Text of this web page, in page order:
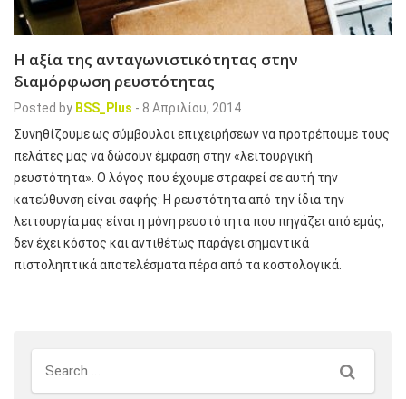
Η αξία της ανταγωνιστικότητας στην
διαμόρφωση ρευστότητας
Posted by BSS_Plus - 8 Απριλίου, 2014
Συνηθίζουμε ως σύμβουλοι επιχειρήσεων να προτρέπουμε τους
πελάτες μας να δώσουν έμφαση στην «λειτουργική
ρευστότητα». Ο λόγος που έχουμε στραφεί σε αυτή την
κατεύθυνση είναι σαφής: Η ρευστότητα από την ίδια την
λειτουργία μας είναι η μόνη ρευστότητα που πηγάζει από εμάς,
δεν έχει κόστος και αντιθέτως παράγει σημαντικά
πιστοληπτικά αποτελέσματα πέρα από τα κοστολογικά.
Search